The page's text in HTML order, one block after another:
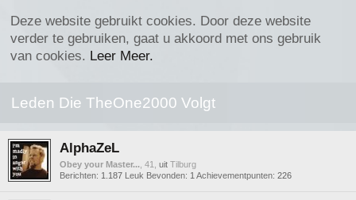
Deze website gebruikt cookies. Door deze website
verder te gebruiken, gaat u akkoord met ons gebruik
van cookies. Leer Meer.
Leden Die TheOne2000 Volgt
AlphaZeL
Obey your Master... , 41, uit Tilburg
Berichten: 1.187 Leuk Bevonden: 1 Achievementpunten: 226